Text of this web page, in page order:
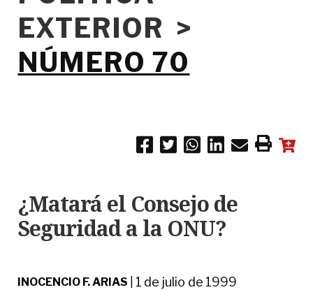
EXTERIOR >
NÚMERO 70
¿Matará el Consejo de
Seguridad a la ONU?
INOCENCIO F. ARIAS 1 de julio de 1999